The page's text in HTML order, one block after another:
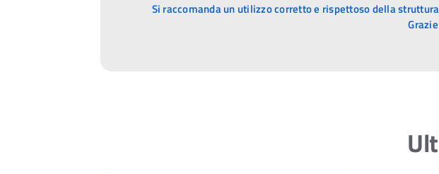
Si raccomanda un utilizzo corretto e rispettoso della